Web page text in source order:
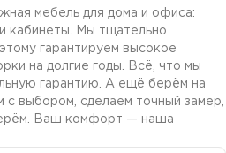
мебель для дома и офиса:
кабинеты. Мы тщательно
гарантируем высокое
на долгие годы. Всё, что мы
гарантию. А ещё берём на
с выбором, сделаем точный замер,
Ваш комфорт — наша